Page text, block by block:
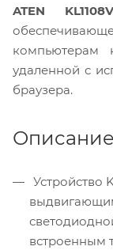
ATEN
компьютерам
удаленной с
браузера.
Описание
Устройство
встроенным